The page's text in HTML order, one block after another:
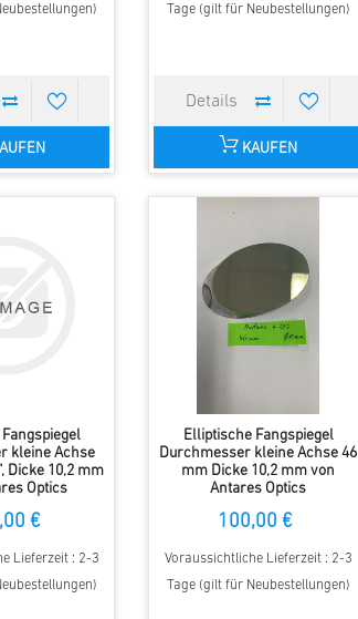
Tage (gilt für Neubestellungen)
KAUFEN
kleine Achse
Dicke 10,2 mm
Optics
€
Lieferzeit : 2-3
Elliptische Fangspiegel
Durchmesser kleine Achse 46
mm Dicke 10,2 mm von
Antares Optics
100,00 €
Voraussichtliche Lieferzeit : 2-3
Tage (gilt für Neubestellungen)